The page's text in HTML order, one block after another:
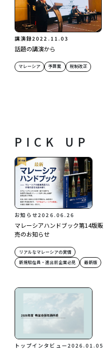
講演録2022.11.03
話題の講演から
マレーシア 予算案 税制改正
PICK UP
お知らせ2026.06.26
マレーシアハンドブック第14版販
売のお知らせ
リアルなマレーシアの実情
新規駐在員・進出前企業必見
最新版
トップインタビュー2026.01.05